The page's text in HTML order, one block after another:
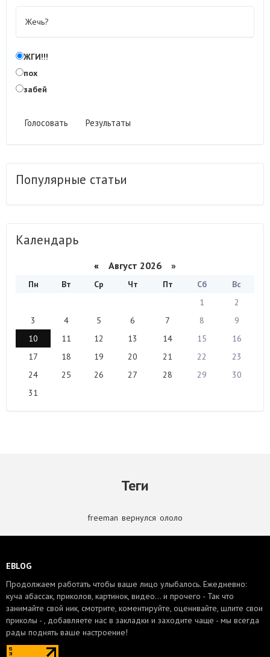
Жечь?
ЖГИ!!!
пох
забей
Голосовать Результаты
Популярные статьи
Календарь
« Август 2026 »
Пн Вт Ср Чт Пт Сб
Вс
1
2
3
4 5 6 7 8
9
10
11 12 13 14 15
16
17
18 19 20 21 22
23
24
25 26 27 28 29
30
31
Теги
freeman вернулся ололо
EBLOG
Продолжаем работать чтобы ваше лицо улыбалось. Ежедневно:
куча абассак, приколов, картинок, видео... и прочего - Так что
занимайте свой ник, смотрите, коментируйте, оценивайте, шлите свои
приколы - , добавляете нас в закладки и заходите чаще - мы всегда
рады поднять ваше настроение!